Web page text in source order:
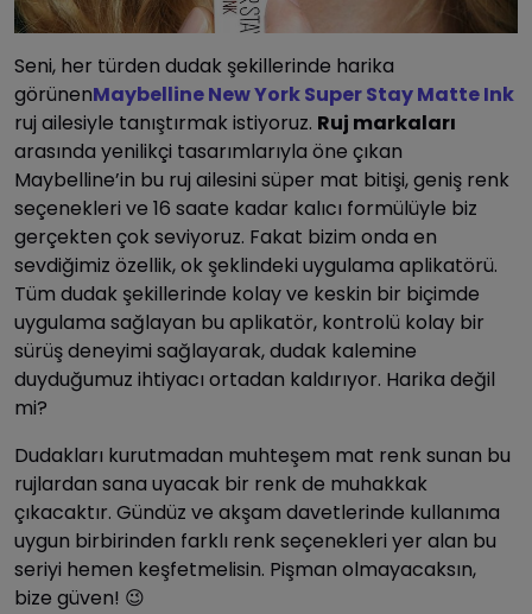
Seni, her türden dudak şekillerinde harika
görünenMaybelline New York Super Stay Matte Ink
ruj ailesiyle tanıştırmak istiyoruz. Ruj markaları
arasında yenilikçi tasarımlarıyla öne çıkan
Maybelline’in bu ruj ailesini süper mat bitişi, geniş renk
seçenekleri ve 16 saate kadar kalıcı formülüyle biz
gerçekten çok seviyoruz. Fakat bizim onda en
sevdiğimiz özellik, ok şeklindeki uygulama aplikatörü.
Tüm dudak şekillerinde kolay ve keskin bir biçimde
uygulama sağlayan bu aplikatör, kontrolü kolay bir
sürüş deneyimi sağlayarak, dudak kalemine
duyduğumuz ihtiyacı ortadan kaldırıyor. Harika değil
mi?
Dudakları kurutmadan muhteşem mat renk sunan bu
rujlardan sana uyacak bir renk de muhakkak
çıkacaktır. Gündüz ve akşam davetlerinde kullanıma
uygun birbirinden farklı renk seçenekleri yer alan bu
seriyi hemen keşfetmelisin. Pişman olmayacaksın,
bize güven! 😉